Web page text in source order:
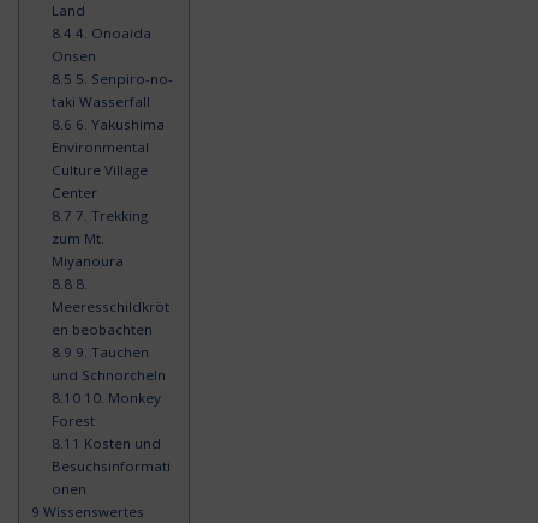
Land
8.4 4. Onoaida
Onsen
8.5 5. Senpiro-no-
taki Wasserfall
8.6 6. Yakushima
Environmental
Culture Village
Center
8.7 7. Trekking
zum Mt.
Miyanoura
8.8 8.
Meeresschildkröt
en beobachten
8.9 9. Tauchen
und Schnorcheln
8.10 10. Monkey
Forest
8.11 Kosten und
Besuchsinformati
onen
9 Wissenswertes